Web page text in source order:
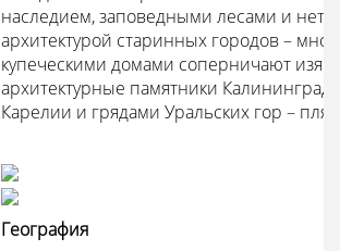
наследием, заповедными лесами и
архитектурой старинных городов –
купеческими домами соперничают
архитектурные памятники
Карелии и грядами Уральских гор –
География